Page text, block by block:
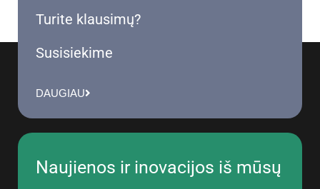
Turite klausimų?
Susisiekime
DAUGIAU
Naujienos ir inovacijos iš mūsų